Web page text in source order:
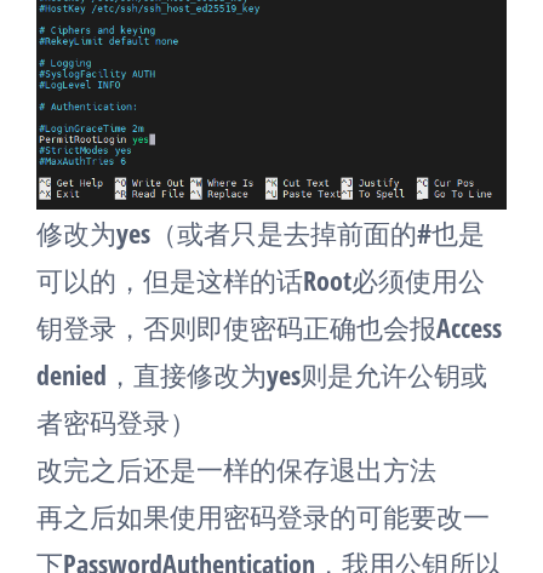
修改为yes（或者只是去掉前面的#也是
可以的，但是这样的话Root必须使用公
钥登录，否则即使密码正确也会报Access
denied，直接修改为yes则是允许公钥或
者密码登录）
改完之后还是一样的保存退出方法
再之后如果使用密码登录的可能要改一
下PasswordAuthentication，我用公钥所以